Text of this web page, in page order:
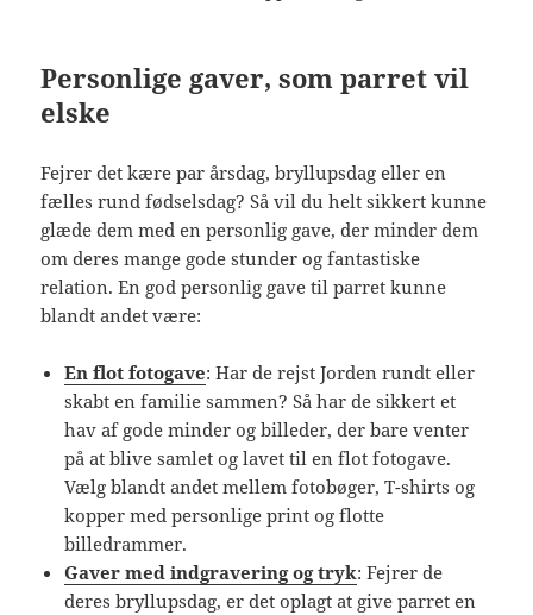
Personlige gaver, som parret vil
elske
Fejrer det kære par årsdag, bryllupsdag eller en
fælles rund fødselsdag? Så vil du helt sikkert kunne
glæde dem med en personlig gave, der minder dem
om deres mange gode stunder og fantastiske
relation. En god personlig gave til parret kunne
blandt andet være:
En flot fotogave: Har de rejst Jorden rundt eller
skabt en familie sammen? Så har de sikkert et
hav af gode minder og billeder, der bare venter
på at blive samlet og lavet til en flot fotogave.
Vælg blandt andet mellem fotobøger, T-shirts og
kopper med personlige print og flotte
billedrammer.
Gaver med indgravering og tryk: Fejrer de
deres bryllupsdag, er det oplagt at give parret en